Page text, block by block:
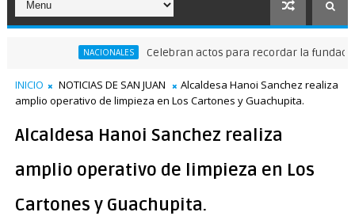
Celebran actos para recordar la fundación de
INICIO NOTICIAS DE SAN JUAN
Alcaldesa Hanoi Sanchez realiza
amplio operativo de limpieza en Los Cartones y Guachupita.
Alcaldesa Hanoi Sanchez realiza
amplio operativo de limpieza en Los
Cartones y Guachupita.